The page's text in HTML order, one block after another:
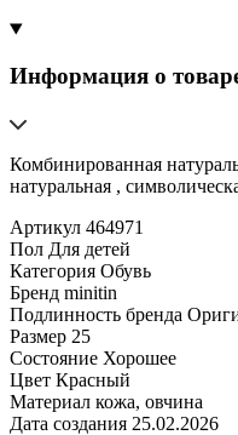
Информация о
Комбинированная
натуральная ,
Артикул 464971
Пол Для детей
Категория Обувь
Бренд minitin
Подлинность бренда
Размер 25
Состояние Хорошее
Цвет Красный
Материал кожа, овчина
Дата создания 25.02.2026